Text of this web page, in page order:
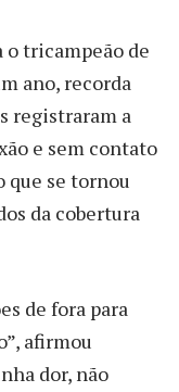
o tricampeão de
ano, recorda
registraram a
e sem contato
que se tornou
da cobertura
de fora para
afirmou
dor, não